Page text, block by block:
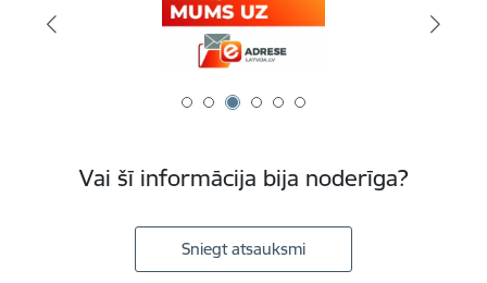
Vai šī informācija bija noderīga?
Sniegt atsauksmi